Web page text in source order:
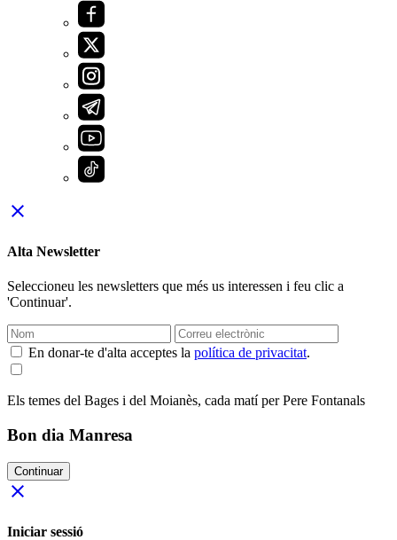
close
Alta Newsletter
Seleccioneu les newsletters que més us interessen i feu clic a
'Continuar'.
En donar-te d'alta acceptes la política de privacitat.
Els temes del Bages i del Moianès, cada matí per Pere Fontanals
Bon dia Manresa
Continuar
close
Iniciar sessió